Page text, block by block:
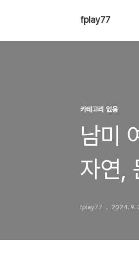
fplay77
카테고리 없음
남미
자연,
fplay77 2024. 9.